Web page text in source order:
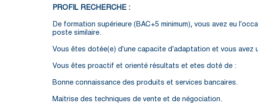
PROFIL RECHERCHE :
De formation supérieure (BAC+5 minimum), vous avez eu
poste similaire.
Vous êtes dotée(e) d'une capacite d'adaptation et vous avez
Vous êtes proactif et orienté résultats et etes doté de :
Bonne connaissance des produits et services bancaires.
Maitrise des techniques de vente et de négociation.